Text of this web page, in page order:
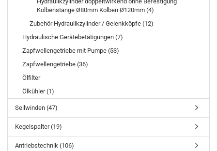
Kolbenstange Ø80mm Kolben Ø120mm (4)
Zubehör Hydraulikzylinder / Gelenkköpfe (12)
Hydraulische Gerätebetätigungen (7)
Zapfwellengetriebe mit Pumpe (53)
Zapfwellengetriebe (36)
Ölfilter
Ölkühler (1)
Seilwinden (47)
Kegelspalter (19)
Antriebstechnik (106)